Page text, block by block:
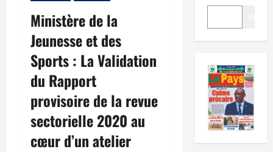
Ministère de la
Jeunesse et des
Sports : La Validation
du Rapport
provisoire de la revue
sectorielle 2020 au
cœur d’un atelier